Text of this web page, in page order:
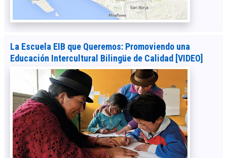
La Escuela EIB que Queremos: Promoviendo una
Educación Intercultural Bilingüe de Calidad [VIDEO]